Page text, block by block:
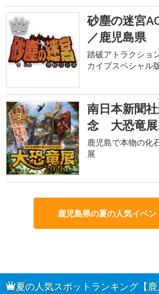
2
砂塵の迷宮
／鹿児島県
踏破アトラクショ
カイブスペシャル
3
南日本新聞
念 大恐竜展
鹿児島で本物の化
展
鹿児島県の夏の人気イベ
夏の人気スポットランキング【鹿